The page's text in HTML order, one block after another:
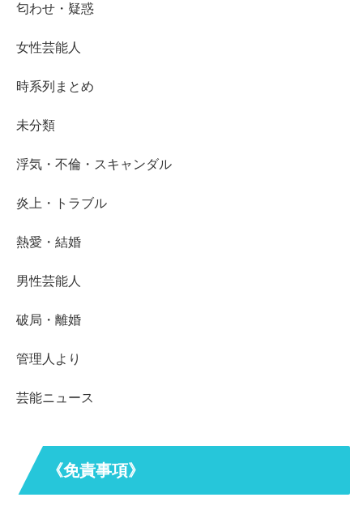
匂わせ・疑惑
女性芸能人
時系列まとめ
未分類
浮気・不倫・スキャンダル
炎上・トラブル
熱愛・結婚
男性芸能人
破局・離婚
管理人より
芸能ニュース
《免責事項》